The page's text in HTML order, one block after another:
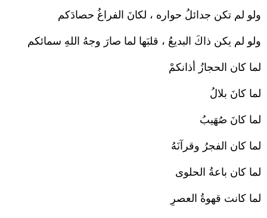
ولو لم تكن جدائلُ حواره ، لكانَ الفراغُ حصادَكم
ولو لم يكن ذاكَ البديعُ ، قلبَها لما صارَ وجهُ اللهِ سمائكم
لما كان الحجازُ أذانكمْ
لما كانَ بلالُ
لما كانَ صُهَيبُ
لما كان الفجرُ وقرآنَهُ
لما كان باعةُ الحلوى
لما كانت قهوةُ العصرِ